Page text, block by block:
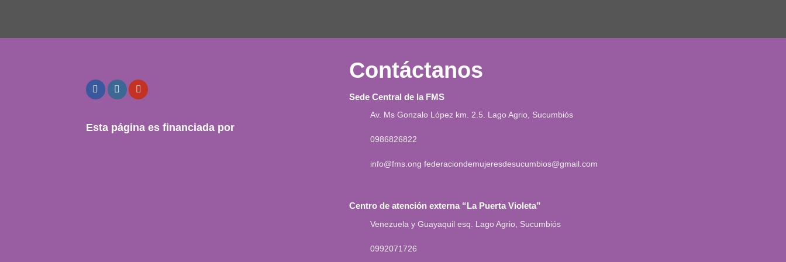
Esta página es financiada por
Contáctanos
Sede Central de la FMS
Av. Ms Gonzalo López km. 2.5. Lago Agrio, Sucumbiós
0986826822
info@fms.ong federaciondemujeresdesucumbios@gmail.com
Centro de atención externa “La Puerta Violeta”
Venezuela y Guayaquil esq. Lago Agrio, Sucumbiós
0992071726